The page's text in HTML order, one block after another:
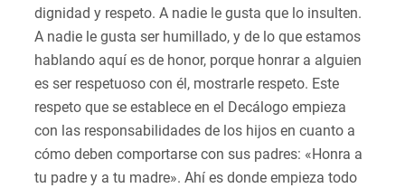
dignidad y respeto. A nadie le gusta que lo insulten.
A nadie le gusta ser humillado, y de lo que estamos
hablando aquí es de honor, porque honrar a alguien
es ser respetuoso con él, mostrarle respeto. Este
respeto que se establece en el Decálogo empieza
con las responsabilidades de los hijos en cuanto a
cómo deben comportarse con sus padres: «Honra a
tu padre y a tu madre». Ahí es donde empieza todo